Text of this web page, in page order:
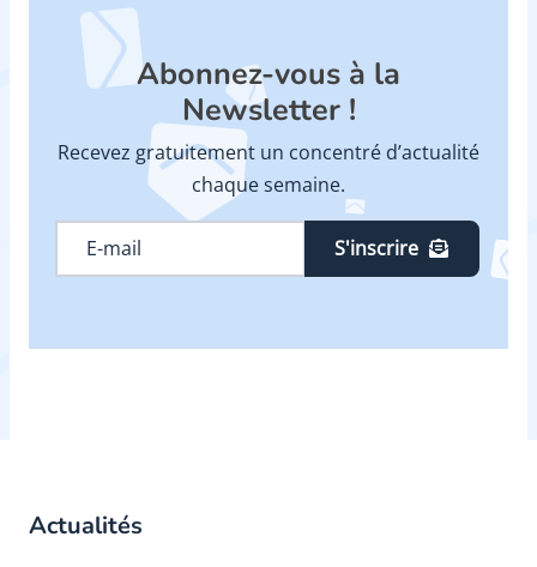
Abonnez-vous à la
Newsletter !
Recevez gratuitement un concentré d’actualité
chaque semaine.
S'inscrire
Actualités